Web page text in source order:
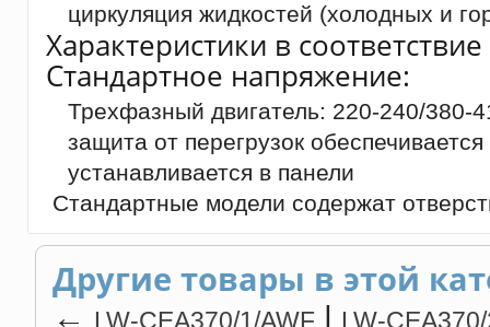
циркуляция жидкостей (холодных и
Характеристики в
Стандартное напряжение:
Трехфазный двигатель: 220-240/380-
защита от перегрузок
устанавливается в панели
Стандартные модели содержат
Другие товары в этой
← LW-CEA370/1/AWF | LW-